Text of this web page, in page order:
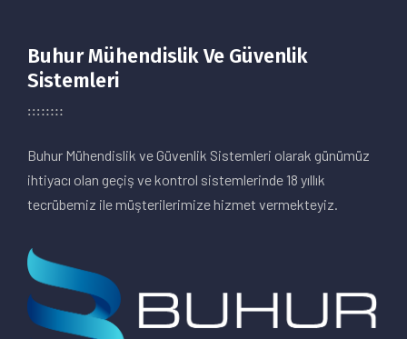
Buhur Mühendislik Ve Güvenlik
Sistemleri
Buhur Mühendislik ve Güvenlik Sistemleri olarak günümüz
ihtiyacı olan geçiş ve kontrol sistemlerinde 18 yıllık
tecrübemiz ile müşterilerimize hizmet vermekteyiz.